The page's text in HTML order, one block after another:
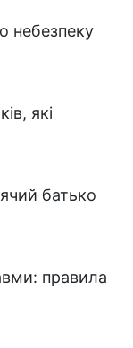
небезпеку
які
батько
правила